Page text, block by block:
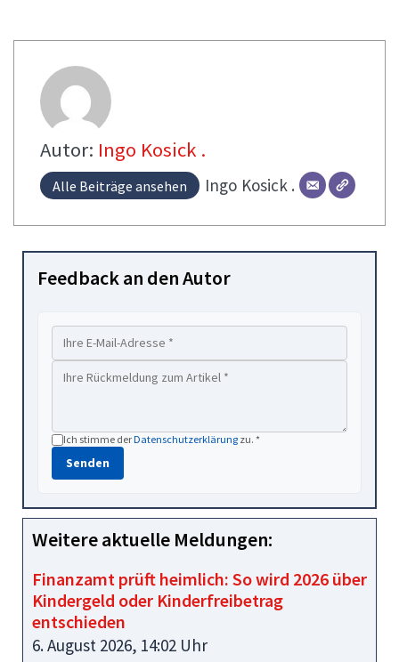
Autor: Ingo Kosick .
Alle Beiträge ansehen Ingo Kosick .
Feedback an den Autor
Ich stimme derDatenschutzerklärung zu. *
Senden
Weitere aktuelle Meldungen:
Finanzamt prüft heimlich: So wird 2026 über
Kindergeld oder Kinderfreibetrag
entschieden
6. August 2026, 14:02 Uhr